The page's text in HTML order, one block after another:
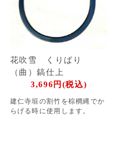
花吹雪 くりばり
（曲）鎬仕上
3,696円(税込)
建仁寺垣の割竹を棕櫚縄でか
らげる時に使用します。